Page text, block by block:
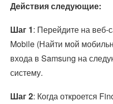
Действия следующие:
Шаг 1: Перейдите на веб-
Mobile (Найти мой
входа в Samsung на
систему.
Шаг 2: Когда откроется